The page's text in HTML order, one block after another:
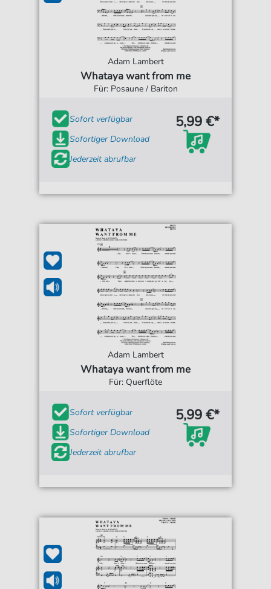
Adam Lambert
Whataya want from me
Für: Posaune / Bariton
Sofort verfügbar
Sofortiger Download
Jederzeit abrufbar
5,99 €*
Adam Lambert
Whataya want from me
Für: Querflöte
Sofort verfügbar
Sofortiger Download
Jederzeit abrufbar
5,99 €*